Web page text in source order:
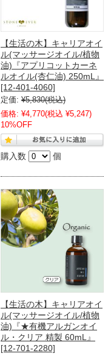
【生活の木】キャリアオイ
ル(マッサージオイル/植物
油)『アプリコットカーネ
ルオイル(杏仁油) 250mL』
[12-401-4060]
定価: ¥5,830(税込)
価格: ¥4,770(税込 ¥5,247)
10%OFF
購入数 個
【生活の木】キャリアオイ
ル(マッサージオイル/植物
油)『★有機アルガンオイ
ル・クリア 精製 60mL』
[12-701-2280]